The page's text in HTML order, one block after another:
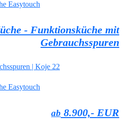
- Funktionsküche mit
Gebrauchsspuren
| Koje 22
ab 8.900,- EUR